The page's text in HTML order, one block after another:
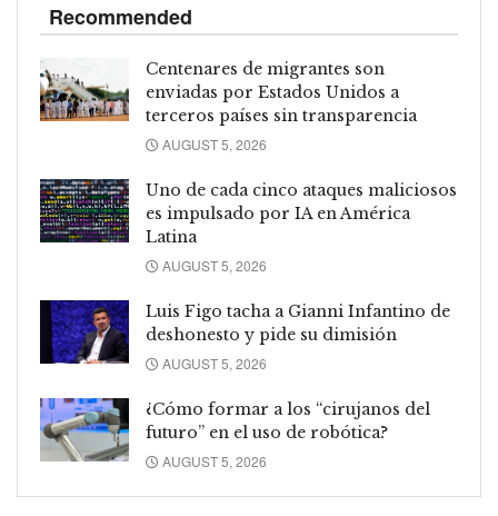
Recommended
Centenares de migrantes son
enviadas por Estados Unidos a
terceros países sin transparencia
AUGUST 5, 2026
Uno de cada cinco ataques maliciosos
es impulsado por IA en América
Latina
AUGUST 5, 2026
Luis Figo tacha a Gianni Infantino de
deshonesto y pide su dimisión
AUGUST 5, 2026
¿Cómo formar a los “cirujanos del
futuro” en el uso de robótica?
AUGUST 5, 2026